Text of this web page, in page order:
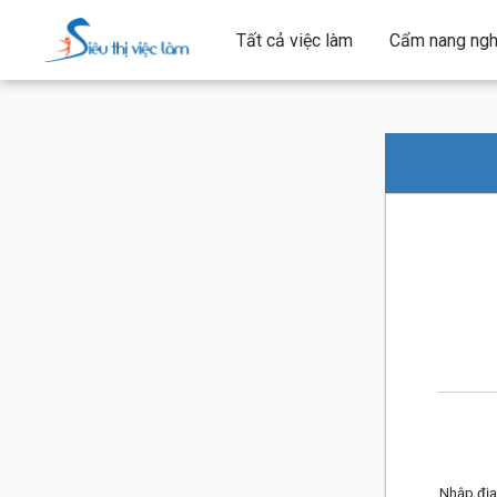
Tất cả việc làm Cẩm nang
Nhập